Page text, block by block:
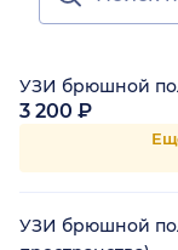
УЗИ брюшной
3 200 ₽
УЗИ брюшной